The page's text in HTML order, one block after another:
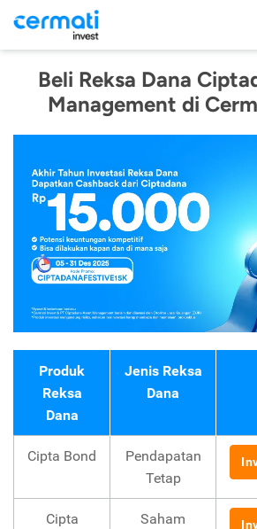
Beli Reksa Dana
Management di
Produk
Reksa
Dana
Jenis Reksa
Dana
Cipta Bond
Pendapatan
Tetap
Cipta
Saham